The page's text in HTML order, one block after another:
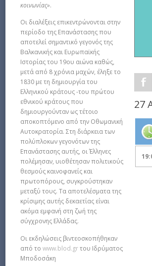
κοινωνίας».
Οι διαλέξεις επικεντρώνονται στην
περίοδο της Επανάστασης που
αποτελεί σημαντικό γεγονός της
Βαλκανικής και Ευρωπαϊκής
Ιστορίας του 19ου αιώνα καθώς,
μετά από 8 χρόνια μαχών, έληξε το
1830 με τη δημιουργία του
Ελληνικού κράτους -του πρώτου
εθνικού κράτους που
δημιουργούνταν ως τέτοιο
αποκοπτόμενο από την Οθωμανική
Αυτοκρατορία. Στη διάρκεια των
πολύπλοκων γεγονότων της
Επανάστασης αυτής, οι Έλληνες
πολέμησαν, υιοθέτησαν πολιτικούς
θεσμούς καινοφανείς και
πρωτοπόρους, συγκρούστηκαν
μεταξύ τους. Τα αποτελέσματα της
κρίσιμης αυτής δεκαετίας είναι
ακόμα εμφανή στη ζωή της
σύγχρονης Ελλάδας.
Οι εκδηλώσεις βιντεοσκοπήθηκαν
από το www.blod.grτου Ιδρύματος
Μποδοσάκη
27